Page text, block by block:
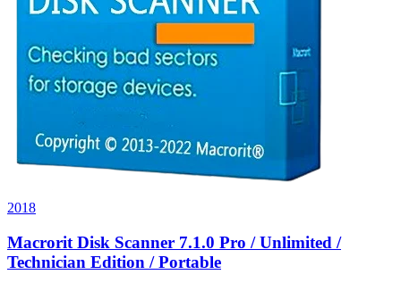
2018
Macrorit Disk Scanner 7.1.0 Pro / Unlimited /
Technician Edition / Portable